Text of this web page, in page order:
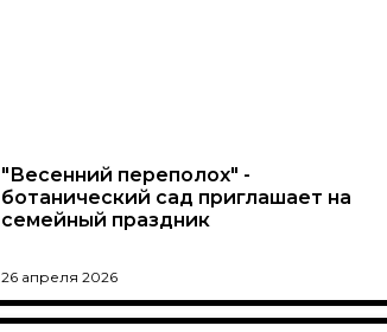
"Весенний переполох" -
ботанический сад приглашает на
семейный праздник
26 апреля 2026